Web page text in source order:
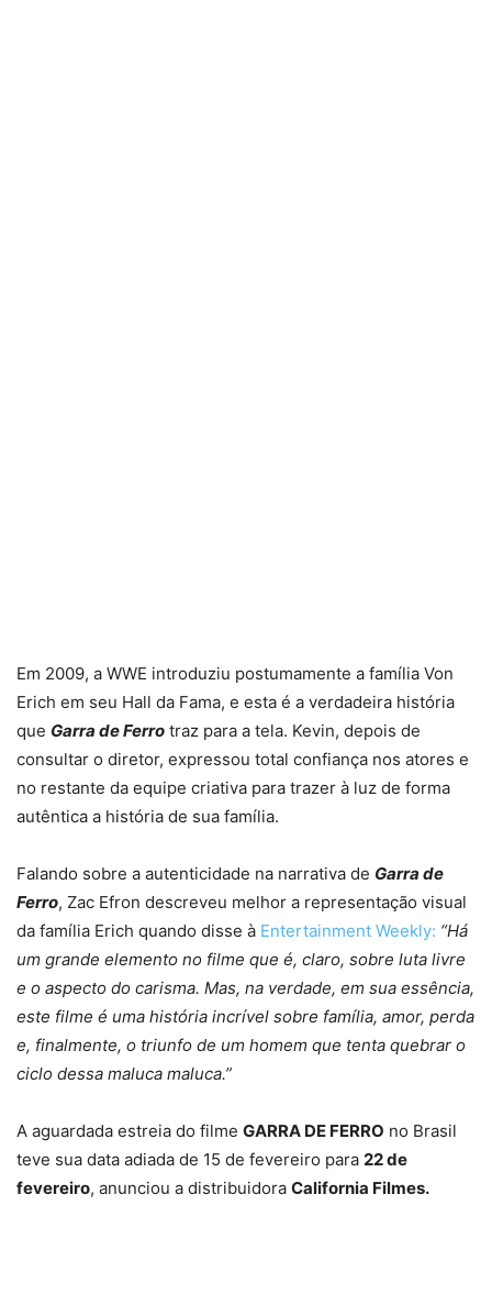
Em 2009, a WWE introduziu postumamente a família Von
Erich em seu Hall da Fama, e esta é a verdadeira história
que Garra de Ferro traz para a tela. Kevin, depois de
consultar o diretor, expressou total confiança nos atores e
no restante da equipe criativa para trazer à luz de forma
autêntica a história de sua família.
Falando sobre a autenticidade na narrativa de Garra de
Ferro, Zac Efron descreveu melhor a representação visual
da família Erich quando disse à Entertainment Weekly: “Há
um grande elemento no filme que é, claro, sobre luta livre
e o aspecto do carisma. Mas, na verdade, em sua essência,
este filme é uma história incrível sobre família, amor, perda
e, finalmente, o triunfo de um homem que tenta quebrar o
ciclo dessa maluca maluca.”
A aguardada estreia do filme GARRA DE FERRO no Brasil
teve sua data adiada de 15 de fevereiro para 22 de
fevereiro, anunciou a distribuidora California Filmes.